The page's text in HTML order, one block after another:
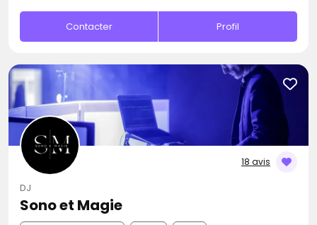
Contacter Profil
18 avis
DJ
Sono et Magie